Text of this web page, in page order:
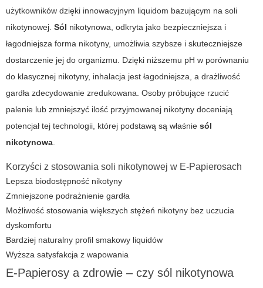
użytkowników dzięki innowacyjnym liquidom bazującym na soli
nikotynowej. Sól nikotynowa, odkryta jako bezpieczniejsza i
łagodniejsza forma nikotyny, umożliwia szybsze i skuteczniejsze
dostarczenie jej do organizmu. Dzięki niższemu pH w porównaniu
do klasycznej nikotyny, inhalacja jest łagodniejsza, a drażliwość
gardła zdecydowanie zredukowana. Osoby próbujące rzucić
palenie lub zmniejszyć ilość przyjmowanej nikotyny doceniają
potencjał tej technologii, której podstawą są właśnie sól
nikotynowa.
Korzyści z stosowania soli nikotynowej w E-Papierosach
Lepsza biodostępność nikotyny
Zmniejszone podrażnienie gardła
Możliwość stosowania większych stężeń nikotyny bez uczucia
dyskomfortu
Bardziej naturalny profil smakowy liquidów
Wyższa satysfakcja z wapowania
E-Papierosy a zdrowie – czy sól nikotynowa